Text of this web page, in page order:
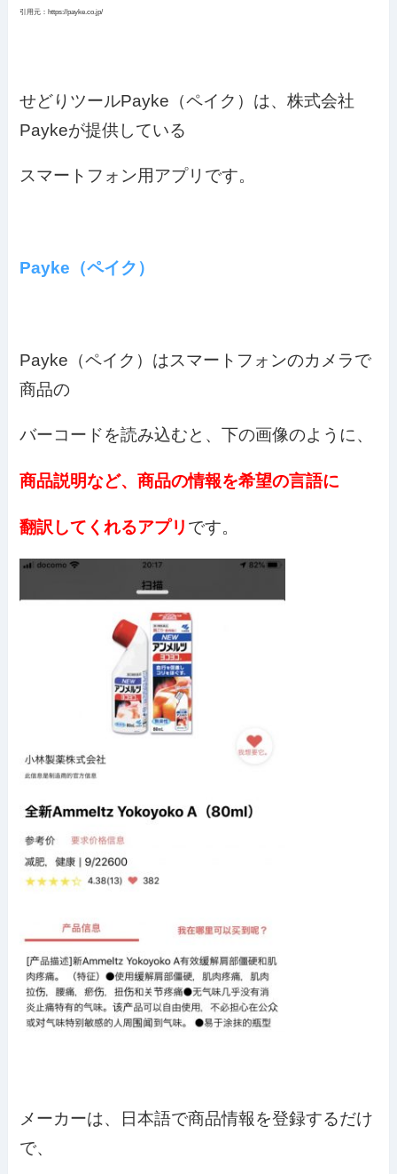
引用元：https://payke.co.jp/
せどりツールPayke（ペイク）は、株式会社
Paykeが提供している
スマートフォン用アプリです。
Payke（ペイク）
Payke（ペイク）はスマートフォンのカメラで
商品の
バーコードを読み込むと、下の画像のように、
商品説明など、商品の情報を希望の言語に
翻訳してくれるアプリ です。
メーカーは、日本語で商品情報を登録するだけ
で、